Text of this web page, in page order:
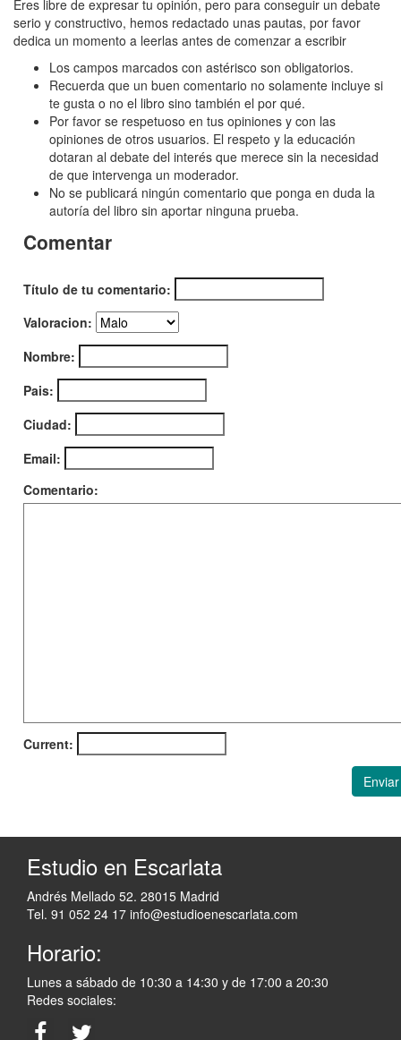
del
proceso
democrático
en
España
(1975-
1983)"
Eres libre de expresar tu opinión, pero para conseguir un debate
serio y constructivo, hemos redactado unas pautas, por favor
dedica un momento a leerlas antes de comenzar a escribir
Los campos marcados con astérisco son obligatorios.
Recuerda que un buen comentario no solamente incluye si
te gusta o no el libro sino también el por qué.
Por favor se respetuoso en tus opiniones y con las
opiniones de otros usuarios. El respeto y la educación
dotaran al debate del interés que merece sin la necesidad
de que intervenga un moderador.
No se publicará ningún comentario que ponga en duda la
autoría del libro sin aportar ninguna prueba.
Comentar
Título de tu comentario:
Valoracion:
Nombre:
Pais:
Ciudad:
Email:
Comentario:
Current:
Enviar
Estudio en Escarlata
Andrés Mellado 52. 28015 Madrid
Tel. 91 052 24 17 info@estudioenescarlata.com
Horario:
Lunes a sábado de 10:30 a 14:30 y de 17:00 a 20:30
Redes sociales: